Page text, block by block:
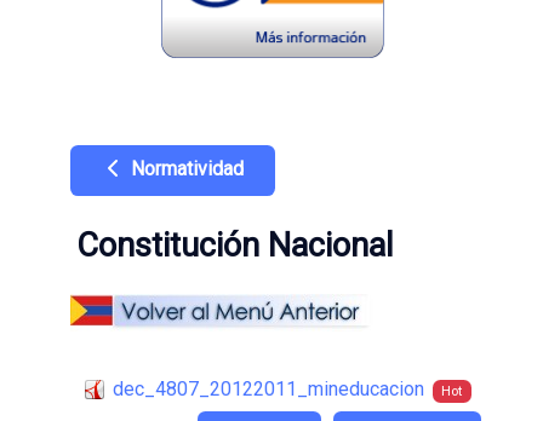
Normatividad
Constitución Nacional
dec_4807_20122011_mineducacion Hot